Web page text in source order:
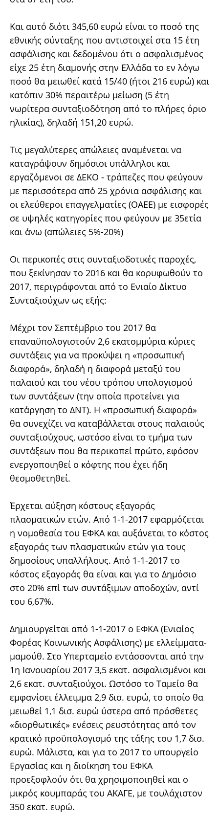
Και αυτό διότι 345,60 ευρώ είναι το ποσό της
εθνικής σύνταξης που αντιστοιχεί στα 15 έτη
ασφάλισης και δεδομένου ότι ο ασφαλισμένος
είχε 25 έτη διαμονής στην Ελλάδα το εν λόγω
ποσό θα μειωθεί κατά 15/40 (ήτοι 216 ευρώ) και
κατόπιν 30% περαιτέρω μείωση (5 έτη
νωρίτερα συνταξιοδότηση από το πλήρες όριο
ηλικίας), δηλαδή 151,20 ευρώ.
Τις μεγαλύτερες απώλειες αναμένεται να
καταγράψουν δημόσιοι υπάλληλοι και
εργαζόμενοι σε ΔΕΚΟ - τράπεζες που φεύγουν
με περισσότερα από 25 χρόνια ασφάλισης και
οι ελεύθεροι επαγγελματίες (ΟΑΕΕ) με εισφορές
σε υψηλές κατηγορίες που φεύγουν με 35ετία
και άνω (απώλειες 5%-20%)
Οι περικοπές στις συνταξιοδοτικές παροχές,
που ξεκίνησαν το 2016 και θα κορυφωθούν το
2017, περιγράφονται από το Ενιαίο Δίκτυο
Συνταξιούχων ως εξής:
Μέχρι τον Σεπτέμβριο του 2017 θα
επαναϋπολογιστούν 2,6 εκατομμύρια κύριες
συντάξεις για να προκύψει η «προσωπική
διαφορά», δηλαδή η διαφορά μεταξύ του
παλαιού και του νέου τρόπου υπολογισμού
των συντάξεων (την οποία προτείνει για
κατάργηση το ΔΝΤ). Η «προσωπική διαφορά»
θα συνεχίζει να καταβάλλεται στους παλαιούς
συνταξιούχους, ωστόσο είναι το τμήμα των
συντάξεων που θα περικοπεί πρώτο, εφόσον
ενεργοποιηθεί ο κόφτης που έχει ήδη
θεσμοθετηθεί.
Έρχεται αύξηση κόστους εξαγοράς
πλασματικών ετών. Από 1-1-2017 εφαρμόζεται
η νομοθεσία του ΕΦΚΑ και αυξάνεται το κόστος
εξαγοράς των πλασματικών ετών για τους
δημοσίους υπαλλήλους. Από 1-1-2017 το
κόστος εξαγοράς θα είναι και για το Δημόσιο
στο 20% επί των συντάξιμων αποδοχών, αντί
του 6,67%.
Δημιουργείται από 1-1-2017 ο ΕΦΚΑ (Ενιαίος
Φορέας Κοινωνικής Ασφάλισης) με ελλείμματα-
μαμούθ. Στο Υπερταμείο εντάσσονται από την
1η Ιανουαρίου 2017 3,5 εκατ. ασφαλισμένοι και
2,6 εκατ. συνταξιούχοι. Ωστόσο το Ταμείο θα
εμφανίσει έλλειμμα 2,9 δισ. ευρώ, το οποίο θα
μειωθεί 1,1 δισ. ευρώ ύστερα από πρόσθετες
«διορθωτικές» ενέσεις ρευστότητας από τον
κρατικό προϋπολογισμό της τάξης του 1,7 δισ.
ευρώ. Μάλιστα, και για το 2017 το υπουργείο
Εργασίας και η διοίκηση του ΕΦΚΑ
προεξοφλούν ότι θα χρησιμοποιηθεί και ο
μικρός κουμπαράς του ΑΚΑΓΕ, με τουλάχιστον
350 εκατ. ευρώ.